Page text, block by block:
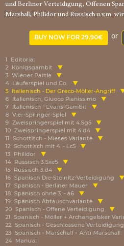
und Berliner Verteidigung, Offenen
Marshall, Philidor und Russisch u.v.m.
BUY NOW FOR 29.90€ or
1
Editorial
2
Königsgambit
3 Wiener Partie
4
Läuferspiel und Co.
5
Italienisch - Der Greco-Möller-Angriff
6
Italienisch, Giuoco Pianissimo
7
Italienisch - Evans-Gambit
8 Vier-Springer-Spiel
9 Zweispringerspiel mit 4.Sg5
10 Zweispringerspiel mit 4.d4
11 Schottisch - Mieses Variante
12 Schottisch mit 4. - Lc5
13
Philidor
14
Russisch 3.Sxe5
15
Russisch 3.d4
16 Spanisch Die-Steinitz-Verteidigung
17 Spanisch - Berliner Mauer
18 Spanisch ohne 3. - a6
19 Spanisch Abtauschvariante
20 Spanisch - Offene Verteidigung
21 Spanisch - Möller + Archangelsker
22 Spanisch - Geschlossene Verteidigung
23 Spanisch - Marschall + Anti-Marschall
24
Manual